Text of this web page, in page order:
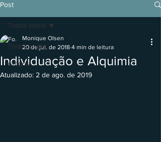
Post
Todos posts
Artigos
Todos posts
Individuação e Alquimia
Monique Olsen
20 de jul. de 2018 4 min de leitura
Atualizado: 2 de ago. de 2019